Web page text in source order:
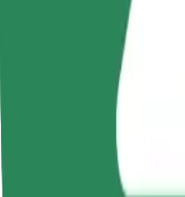
Odhadovaná doba jízdy
Odhadovaná vzdálenost